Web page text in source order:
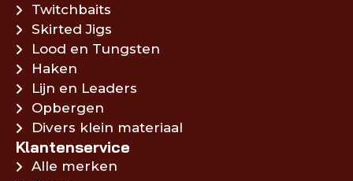
Twitchbaits
Skirted Jigs
Lood en Tungsten
Haken
Lijn en Leaders
Opbergen
Divers klein materiaal
Klantenservice
Alle merken